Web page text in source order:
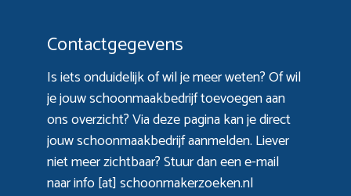
Contactgegevens
Is iets onduidelijk of wil je meer weten? Of wil
je jouw schoonmaakbedrijf toevoegen aan
ons overzicht? Viadeze paginakan je direct
jouw schoonmaakbedrijf aanmelden. Liever
niet meer zichtbaar? Stuur dan een e-mail
naar info [at] schoonmakerzoeken.nl